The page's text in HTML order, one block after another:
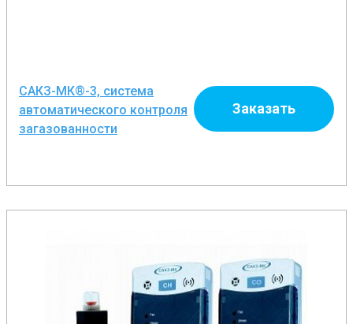
САКЗ-МК®-3, система
автоматического контроля
загазованности
Заказать